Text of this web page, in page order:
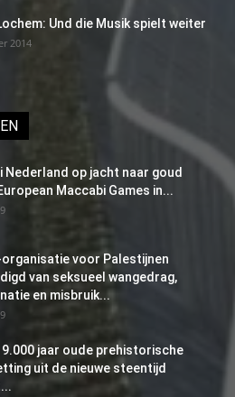
Und die Musik spielt weiter
2014
Nederland op jacht naar goud
Maccabi Games in...
organisatie voor Palestijnen
van seksueel wangedrag,
en misbruik...
9.000 jaar oude prehistorische
uit de nieuwe steentijd